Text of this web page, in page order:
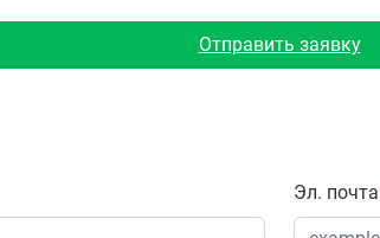
Отправить заявку
Эл. почта